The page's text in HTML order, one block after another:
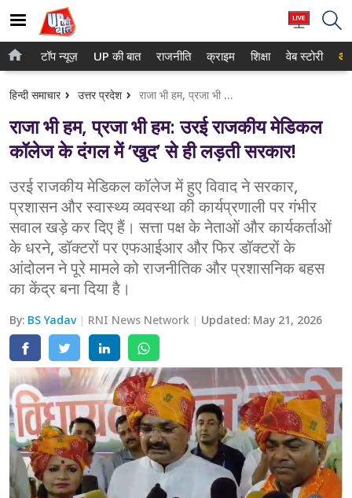
होम
टॉप न्यूज़
UP की बात
क्राइम
शिक्षा
वेब स्टोरी
टॉप न्यूज़ UP की बात राजनीति क्राइम शिक्षा वेब स्टोरी
हिन्दी समाचार उत्तर प्रदेश राजा भी हम, प्रजा भी हम: उरई राजकीय मेडिकल कॉलेज के दंगल में ‘खुद’ से ही लड़ती सरकार!
राजा भी हम, प्रजा भी हम: उरई राजकीय मेडिकल
कॉलेज के दंगल में ‘खुद’ से ही लड़ती सरकार!
उरई राजकीय मेडिकल कॉलेज में हुए विवाद ने सरकार,
प्रशासन और स्वास्थ्य व्यवस्था की कार्यप्रणाली पर गंभीर
सवाल खड़े कर दिए हैं। सत्ता पक्ष के नेताओं और कार्यकर्ताओं
के धरने, डॉक्टरों पर एफआईआर और फिर डॉक्टरों के
आंदोलन ने पूरे मामले को राजनीतिक और प्रशासनिक बहस
का केंद्र बना दिया है।
By: BS Yadav RNI News Network Updated: May 21, 2026
गाजियाबाद
लखनऊ
वाराणसी
आगरा
अयोध्या
मथुरा
मेरठ
मुरादाबाद
गोरखपुर
प्रयागराज